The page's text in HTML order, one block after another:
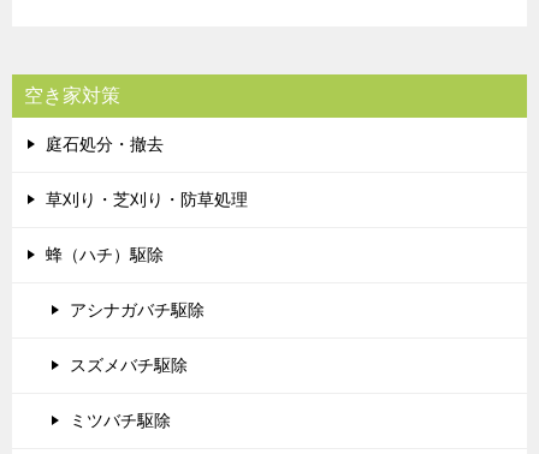
空き家対策
庭石処分・撤去
草刈り・芝刈り・防草処理
蜂（ハチ）駆除
アシナガバチ駆除
スズメバチ駆除
ミツバチ駆除